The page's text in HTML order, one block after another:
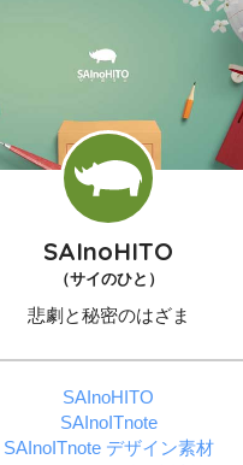
SAInoHITO
（サイのひと）
悲劇と秘密のはざま
SAInoHITO
SAInoITnote
SAInoITnote デザイン素材